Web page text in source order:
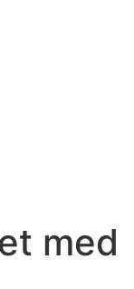
med